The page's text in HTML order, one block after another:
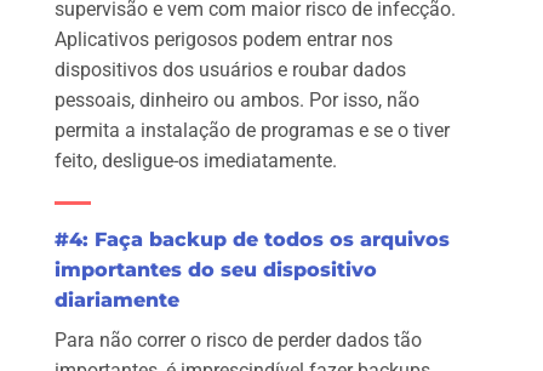
supervisão e vem com maior risco de infecção.
Aplicativos perigosos podem entrar nos
dispositivos dos usuários e roubar dados
pessoais, dinheiro ou ambos. Por isso, não
permita a instalação de programas e se o tiver
feito, desligue-os imediatamente.
#4: Faça backup de todos os arquivos
importantes do seu dispositivo
diariamente
Para não correr o risco de perder dados tão